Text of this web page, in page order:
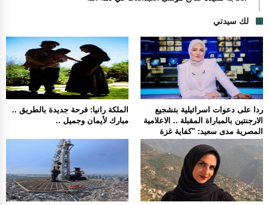
لك سيدتي
الملكة رانيا: فرحة جديدة بالطريق ..
مبارك لأيمان وجميل ..
ردا على دعوات اسرائيلية بتشجيع
الارجنتين بالمباراة المقبلة .. الاعلامية
المصرية مدى سعيد: "كفاية غزة
لوحدها تشجعنا مش محتاجين حد